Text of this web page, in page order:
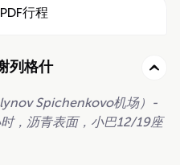
行程
列格什
Spichenkovo机场）-
，沥青表面，小巴12/19座